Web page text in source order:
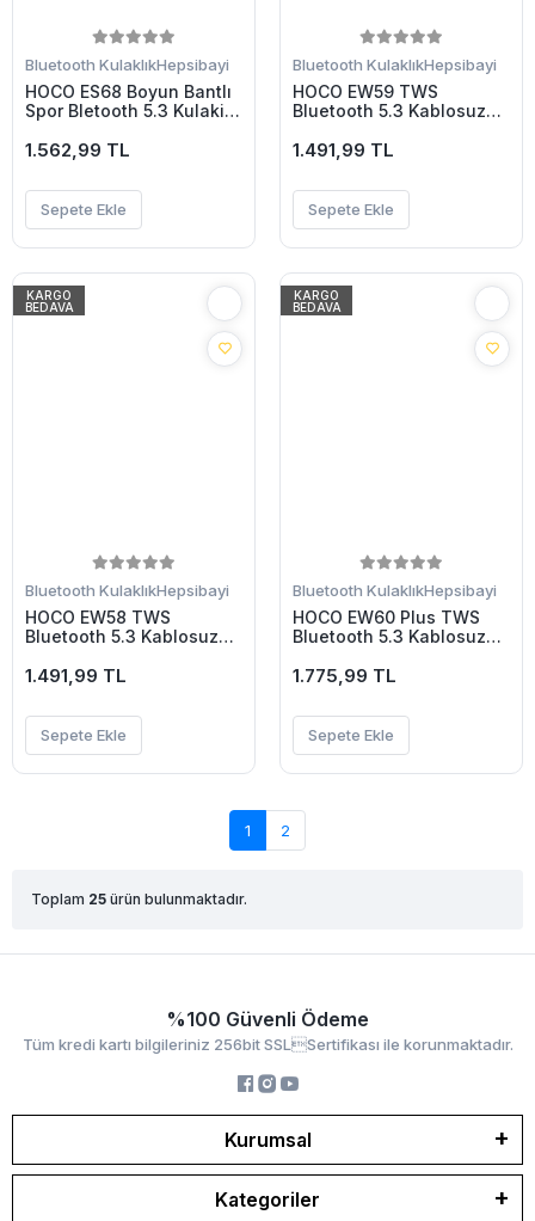
Bluetooth KulaklıkHepsibayi
HOCO ES68 Boyun Bantlı
Spor Bletooth 5.3 Kulakiçi
1.562,99 TL
Sepete Ekle
Bluetooth KulaklıkHepsibayi
HOCO EW59 TWS
Bluetooth 5.3 Kablosuz
(5775)
1.491,99 TL
Sepete Ekle
KARGO
BEDAVA
Bluetooth KulaklıkHepsibayi
HOCO EW58 TWS
Bluetooth 5.3 Kablosuz
(5775)
1.491,99 TL
Sepete Ekle
KARGO
BEDAVA
Bluetooth KulaklıkHepsibayi
HOCO EW60 Plus TWS
Bluetooth 5.3 Kablosuz
(5775)
1.775,99 TL
Sepete Ekle
1 2
Toplam 25 ürün bulunmaktadır.
%100 Güvenli Ödeme
Tüm kredi kartı bilgileriniz 256bit SSLSertifikası ile korunmaktadır.
Kurumsal
Kategoriler